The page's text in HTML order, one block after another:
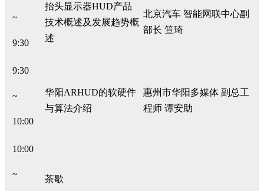
~
9:30
抬头显示器HUD产品
技术概述及发展趋势概
述
北京汽车 智能网联中心副
部长 笪琦
9:30
~
10:00
华阳ARHUD的软硬件
与算法介绍
惠州市华阳多媒体 副总工
程师 谭安助
10:00
~ 茶歇